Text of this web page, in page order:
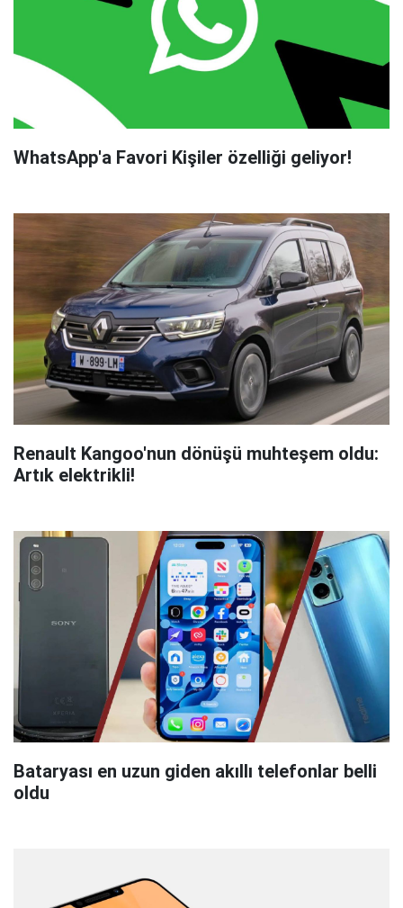
WhatsApp'a Favori Kişiler özelliği geliyor!
Renault Kangoo'nun dönüşü muhteşem oldu:
Artık elektrikli!
Bataryası en uzun giden akıllı telefonlar belli
oldu